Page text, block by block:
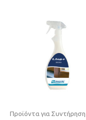
Προϊόντα για Συντήρηση